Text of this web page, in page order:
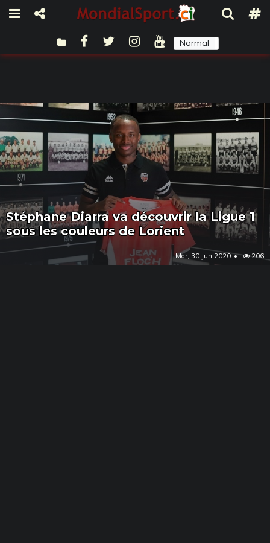
Normal
Stéphane Diarra va découvrir la Ligue 1
sous les couleurs de Lorient
Mar, 30 Jun 2020 206